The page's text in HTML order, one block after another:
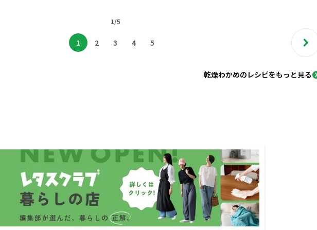
1/5
1 2 3 4 5
乾燥わかめのレシピをもっと見る